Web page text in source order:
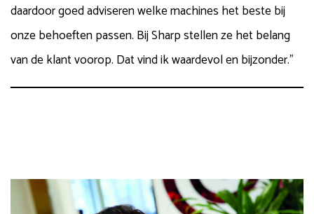
daardoor goed adviseren welke machines het beste bij
onze behoeften passen. Bij Sharp stellen ze het belang
van de klant voorop. Dat vind ik waardevol en bijzonder.”